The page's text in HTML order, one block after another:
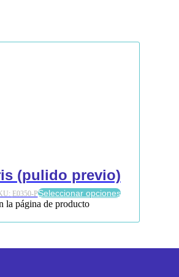
(pulido previo)
E0350-PSeleccionar opciones
la página de producto